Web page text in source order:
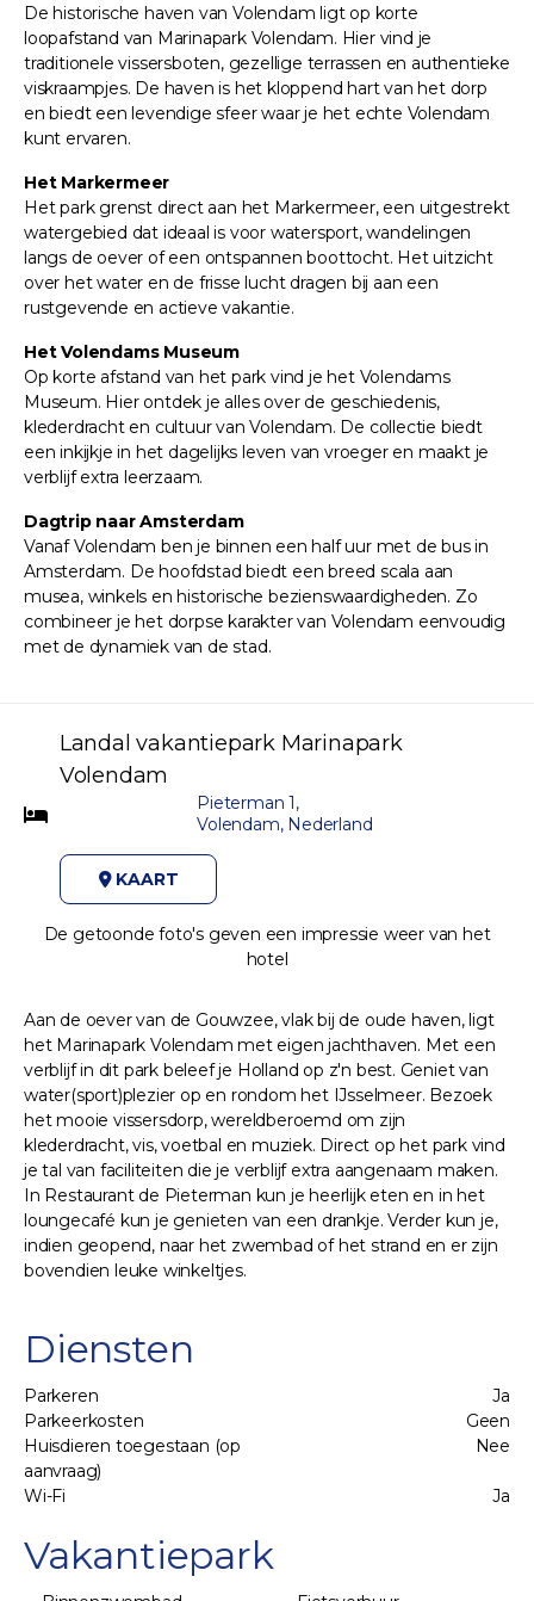
De historische haven van Volendam ligt op korte
loopafstand van Marinapark Volendam. Hier vind je
traditionele vissersboten, gezellige terrassen en authentieke
viskraampjes. De haven is het kloppend hart van het dorp
en biedt een levendige sfeer waar je het echte Volendam
kunt ervaren.
Het Markermeer
Het park grenst direct aan het Markermeer, een uitgestrekt
watergebied dat ideaal is voor watersport, wandelingen
langs de oever of een ontspannen boottocht. Het uitzicht
over het water en de frisse lucht dragen bij aan een
rustgevende en actieve vakantie.
Het Volendams Museum
Op korte afstand van het park vind je het Volendams
Museum. Hier ontdek je alles over de geschiedenis,
klederdracht en cultuur van Volendam. De collectie biedt
een inkijkje in het dagelijks leven van vroeger en maakt je
verblijf extra leerzaam.
Dagtrip naar Amsterdam
Vanaf Volendam ben je binnen een half uur met de bus in
Amsterdam. De hoofdstad biedt een breed scala aan
musea, winkels en historische bezienswaardigheden. Zo
combineer je het dorpse karakter van Volendam eenvoudig
met de dynamiek van de stad.
Landal vakantiepark Marinapark
Volendam
Pieterman 1,
Volendam, Nederland
KAART
De getoonde foto's geven een impressie weer van het
hotel
Aan de oever van de Gouwzee, vlak bij de oude haven, ligt
het Marinapark Volendam met eigen jachthaven. Met een
verblijf in dit park beleef je Holland op z'n best. Geniet van
water(sport)plezier op en rondom het IJsselmeer. Bezoek
het mooie vissersdorp, wereldberoemd om zijn
klederdracht, vis, voetbal en muziek. Direct op het park vind
je tal van faciliteiten die je verblijf extra aangenaam maken.
In Restaurant de Pieterman kun je heerlijk eten en in het
loungecafé kun je genieten van een drankje. Verder kun je,
indien geopend, naar het zwembad of het strand en er zijn
bovendien leuke winkeltjes.
Diensten
Parkeren
Ja
Parkeerkosten
Geen
Huisdieren toegestaan (op
aanvraag)
Nee
Wi-Fi Ja
Vakantiepark